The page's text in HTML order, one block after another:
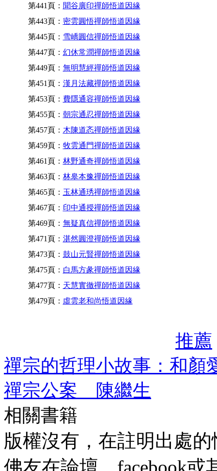
第441頁： 聞谷廣印禪師悟道因緣
第443頁： 密雲圓悟禪師悟道因緣
第445頁： 雪嶠圓信禪師悟道因緣
第447頁： 幻休常潤禪師悟道因緣
第449頁： 無明慧經禪師悟道因緣
第451頁： 漢月法藏禪師悟道因緣
第453頁： 費隱通容禪師悟道因緣
第455頁： 朝宗通忍禪師悟道因緣
第457頁： 木陳道忞禪師悟道因緣
第459頁： 牧雲通門禪師悟道因緣
第461頁： 林野通奇禪師悟道因緣
第463頁： 林皋本豫禪師悟道因緣
第465頁： 玉林通琇禪師悟道因緣
第467頁： 印中通授禪師悟道因緣
第469頁： 無疑真信禪師悟道因緣
第471頁： 湛然圓澄禪師悟道因緣
第473頁： 鼓山元賢禪師悟道因緣
第475頁： 白馬方彖禪師悟道因緣
第477頁： 天慧實徹禪師悟道因緣
第479頁： 虛雲老和尚悟道因緣
推薦
禪宗的哲理小故事：和
禪宗公案 陳繼生
相關書籍
版權沒有，在註明出處